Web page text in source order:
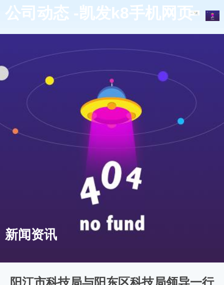
公司动态 -凯发k8手机网页
新闻资讯
阳江市科技局与阳东区科技局领导一行